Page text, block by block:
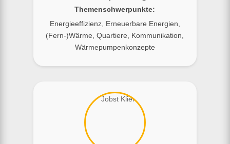
Themenschwerpunkte:
Energieeffizienz, Erneuerbare Energien,
(Fern-)Wärme, Quartiere, Kommunikation,
Wärmepumpenkonzepte